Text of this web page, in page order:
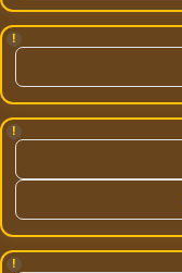
!
!
!